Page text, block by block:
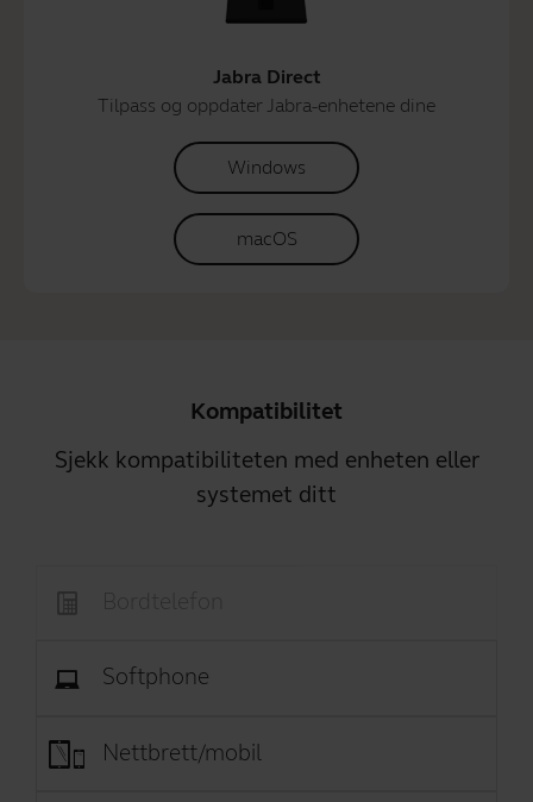
Jabra Direct
Tilpass og oppdater Jabra-enhetene dine
Windows
macOS
Kompatibilitet
Sjekk kompatibiliteten med enheten eller
systemet ditt
Softphone
Nettbrett/mobil